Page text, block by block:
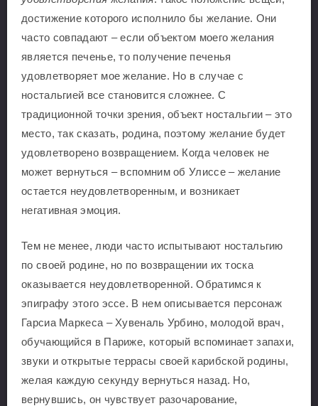
достижение которого исполнило бы желание. Они
часто совпадают – если объектом моего желания
является печенье, то получение печенья
удовлетворяет мое желание. Но в случае с
ностальгией все становится сложнее. С
традиционной точки зрения, объект ностальгии – это
место, так сказать, родина, поэтому желание будет
удовлетворено возвращением. Когда человек не
может вернуться – вспомним об Улиссе – желание
остается неудовлетворенным, и возникает
негативная эмоция.
Тем не менее, люди часто испытывают ностальгию
по своей родине, но по возвращении их тоска
оказывается неудовлетворенной. Обратимся к
эпиграфу этого эссе. В нем описывается персонаж
Гарсиа Маркеса – Хувеналь Урбино, молодой врач,
обучающийся в Париже, который вспоминает запахи,
звуки и открытые террасы своей карибской родины,
желая каждую секунду вернуться назад. Но,
вернувшись, он чувствует разочарование,